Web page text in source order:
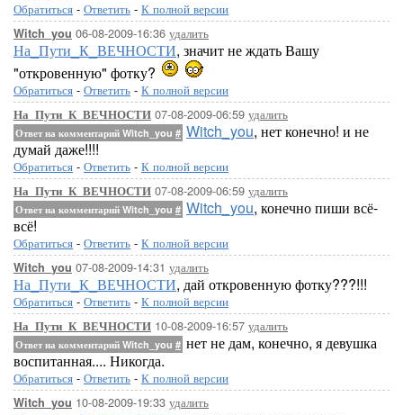
Обратиться - Ответить - К полной версии
Witch_you 06-08-2009-16:36 удалить
На_Пути_К_ВЕЧНОСТИ, значит не ждать Вашу
"откровенную" фотку?
Обратиться - Ответить - К полной версии
На_Пути_К_ВЕЧНОСТИ 07-08-2009-06:59 удалить
Ответ на комментарий Witch_you # Witch_you, нет конечно! и не
думай даже!!!!
Обратиться - Ответить - К полной версии
На_Пути_К_ВЕЧНОСТИ 07-08-2009-06:59 удалить
Ответ на комментарий Witch_you # Witch_you, конечно пиши всё-
всё!
Обратиться - Ответить - К полной версии
Witch_you 07-08-2009-14:31 удалить
На_Пути_К_ВЕЧНОСТИ, дай откровенную фотку???!!!
Обратиться - Ответить - К полной версии
На_Пути_К_ВЕЧНОСТИ 10-08-2009-16:57 удалить
Ответ на комментарий Witch_you # нет не дам, конечно, я девушка
воспитанная.... Никогда.
Обратиться - Ответить - К полной версии
Witch_you 10-08-2009-19:33 удалить